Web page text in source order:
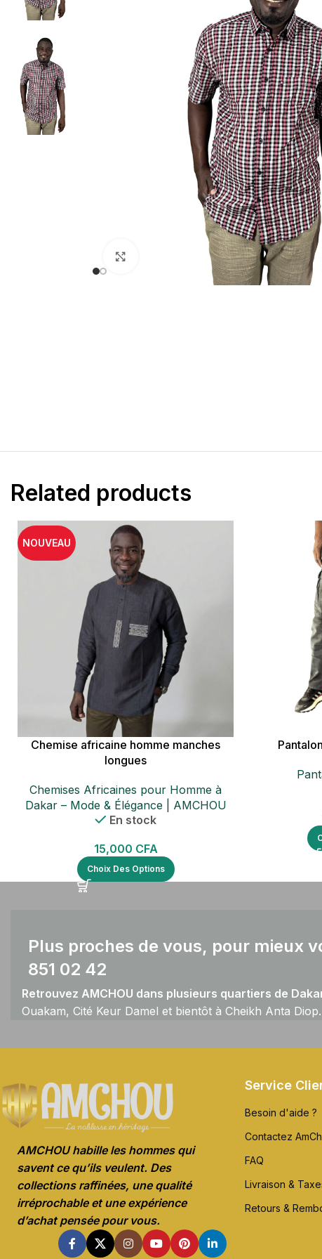
Univers Connecté
LINGERIE HOMME
Sous-vêtements
Caleçons
ACCESSOIRES
bouton manchette
Nœuds Papillon
Cravates Homme
MODE HOMME
Chemises à
Chemises à
Pantalons kaki
Cliquez pour agrandir
Related products
NOUVEAU
Chemise africaine homme manches
longues
Chemises Africaines pour Homme à
Dakar – Mode & Élégance | AMCHOU
En stock
15,000 CFA
Choix Des Options
Plus proches de vous, pour mieux
851 02 42
Retrouvez AMCHOU dans plusieurs quartiers de
Ouakam, Cité Keur Damel et bientôt à Cheikh Anta Diop.
AMCHOU habille les hommes qui
savent ce qu’ils veulent. Des
collections raffinées, une qualité
irréprochable et une expérience
d’achat pensée pour vous.
Service
Besoin d'aide ?
Contactez
FAQ
Livraison &
Retours &